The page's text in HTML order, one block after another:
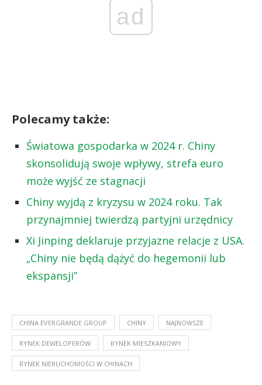
ad
Polecamy także:
Światowa gospodarka w 2024 r. Chiny
skonsolidują swoje wpływy, strefa euro
może wyjść ze stagnacji
Chiny wyjdą z kryzysu w 2024 roku. Tak
przynajmniej twierdzą partyjni urzędnicy
Xi Jinping deklaruje przyjazne relacje z USA.
„Chiny nie będą dążyć do hegemonii lub
ekspansji”
CHINA EVERGRANDE GROUP CHINY NAJNOWSZE
RYNEK DEWELOPERÓW RYNEK MIESZKANIOWY
RYNEK NIERUCHOMOŚCI W CHINACH